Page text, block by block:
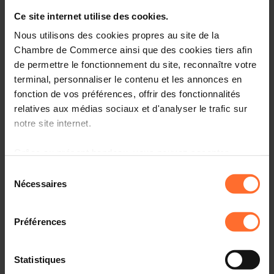
Ce site internet utilise des cookies.
Nous utilisons des cookies propres au site de la
Chambre de Commerce ainsi que des cookies tiers afin
de permettre le fonctionnement du site, reconnaître votre
terminal, personnaliser le contenu et les annonces en
fonction de vos préférences, offrir des fonctionnalités
relatives aux médias sociaux et d'analyser le trafic sur
notre site internet.
à l’exception des cookies strictement nécessaires au
fonctionnement du site. Une description des différents
cookies est accessible sous l’onglet « Détails » ci-
dessus.
Il est précisé que la navigation sur le site et certaines
fonctionnalités (ex : lecture de vidéos, partage sur les
Nécessaires
Préférences
Statistiques
entrepreneurs.
Comment? Participez à une prochaine session « le
parcours du créateur d’entreprise au Luxembourg», qui
vous informera sur l’écosystème, le cadre réglementaire
et les démarches à suivre.
Programme
entrepreneurs au Luxembourg
Comprendre la procédure liée à l’autorisation